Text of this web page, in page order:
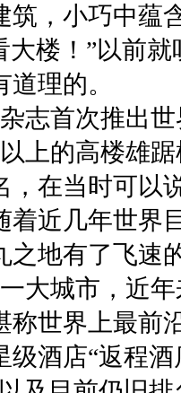
筑，小巧中蕴
大楼！”以前
理的。
志首次推出
上的高楼雄
，在当时可以
着近几年世界
之地有了飞速
大城市，近
称世界上最前
酒店“返程